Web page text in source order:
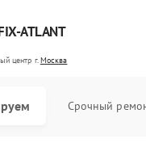
ATLANT
центр г.Москва
Срочный